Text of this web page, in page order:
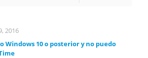
2016
Windows 10 o posterior y no puedo